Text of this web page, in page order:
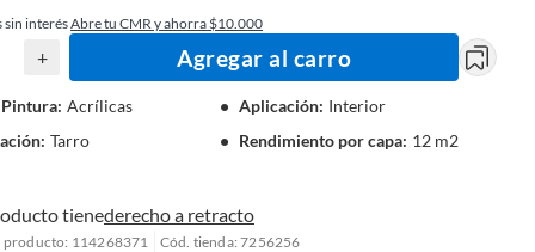
sin interésAbre tu CMR y ahorra $10.000
+ Agregar al carro
: Acrílicas Aplicación: Interior
: Tarro Rendimiento por capa: 12 m2
tienederecho a retracto
producto: 114268371 Cód. tienda: 7256256